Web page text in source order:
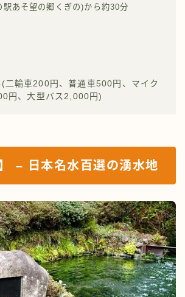
駅あそ望の郷くぎの)から約30分
(二輪車200円、普通車500円、マイク
円、大型バス2,000円)
– 日本名水百選の湧水地